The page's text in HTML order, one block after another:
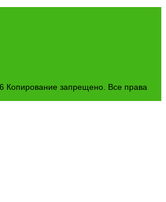
Копирование запрещено. Все права